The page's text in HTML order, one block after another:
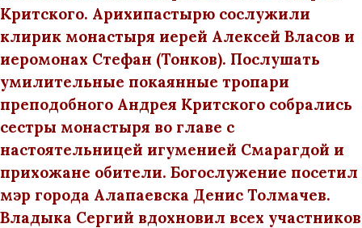
Критского. Арихипастырю сослужили
клирик монастыря иерей Алексей Власов и
иеромонах Стефан (Тонков). Послушать
умилительные покаянные тропари
преподобного Андрея Критского собрались
сестры монастыря во главе с
настоятельницей игуменией Смарагдой и
прихожане обители. Богослужение посетил
мэр города Алапаевска Денис Толмачев.
Владыка Сергий вдохновил всех участников